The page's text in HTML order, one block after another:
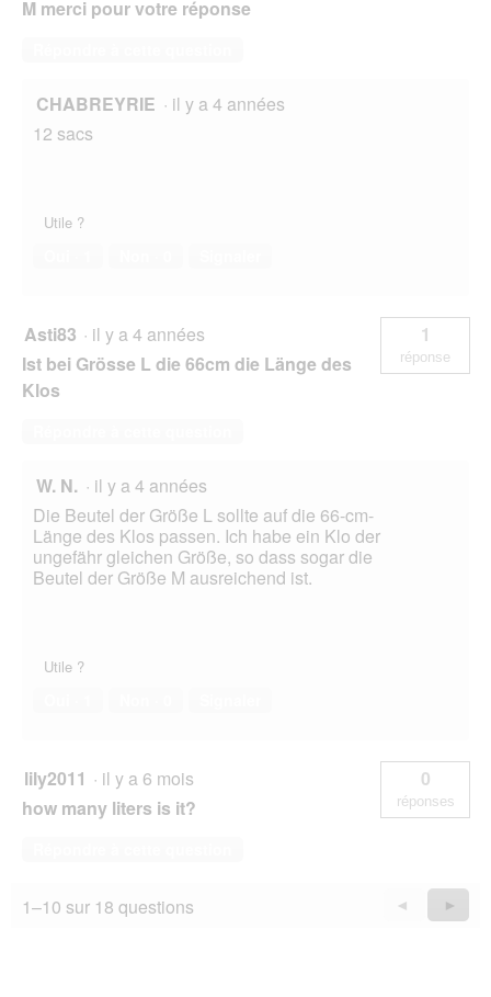
M merci pour votre réponse
CHABREYRIE · il y a 4 années
12 sacs
Utile ?
Asti83 · il y a 4 années
Ist bei Grösse L die 66cm die Länge des
Klos
1
réponse
W. N. · il y a 4 années
Die Beutel der Größe L sollte auf die 66-cm-
Länge des Klos passen. Ich habe ein Klo der
ungefähr gleichen Größe, so dass sogar die
Beutel der Größe M ausreichend ist.
Utile ?
lily2011 · il y a 6 mois
how many liters is it?
0
réponses
1–10 sur 18 questions
Précédent
Questions
◄ ►